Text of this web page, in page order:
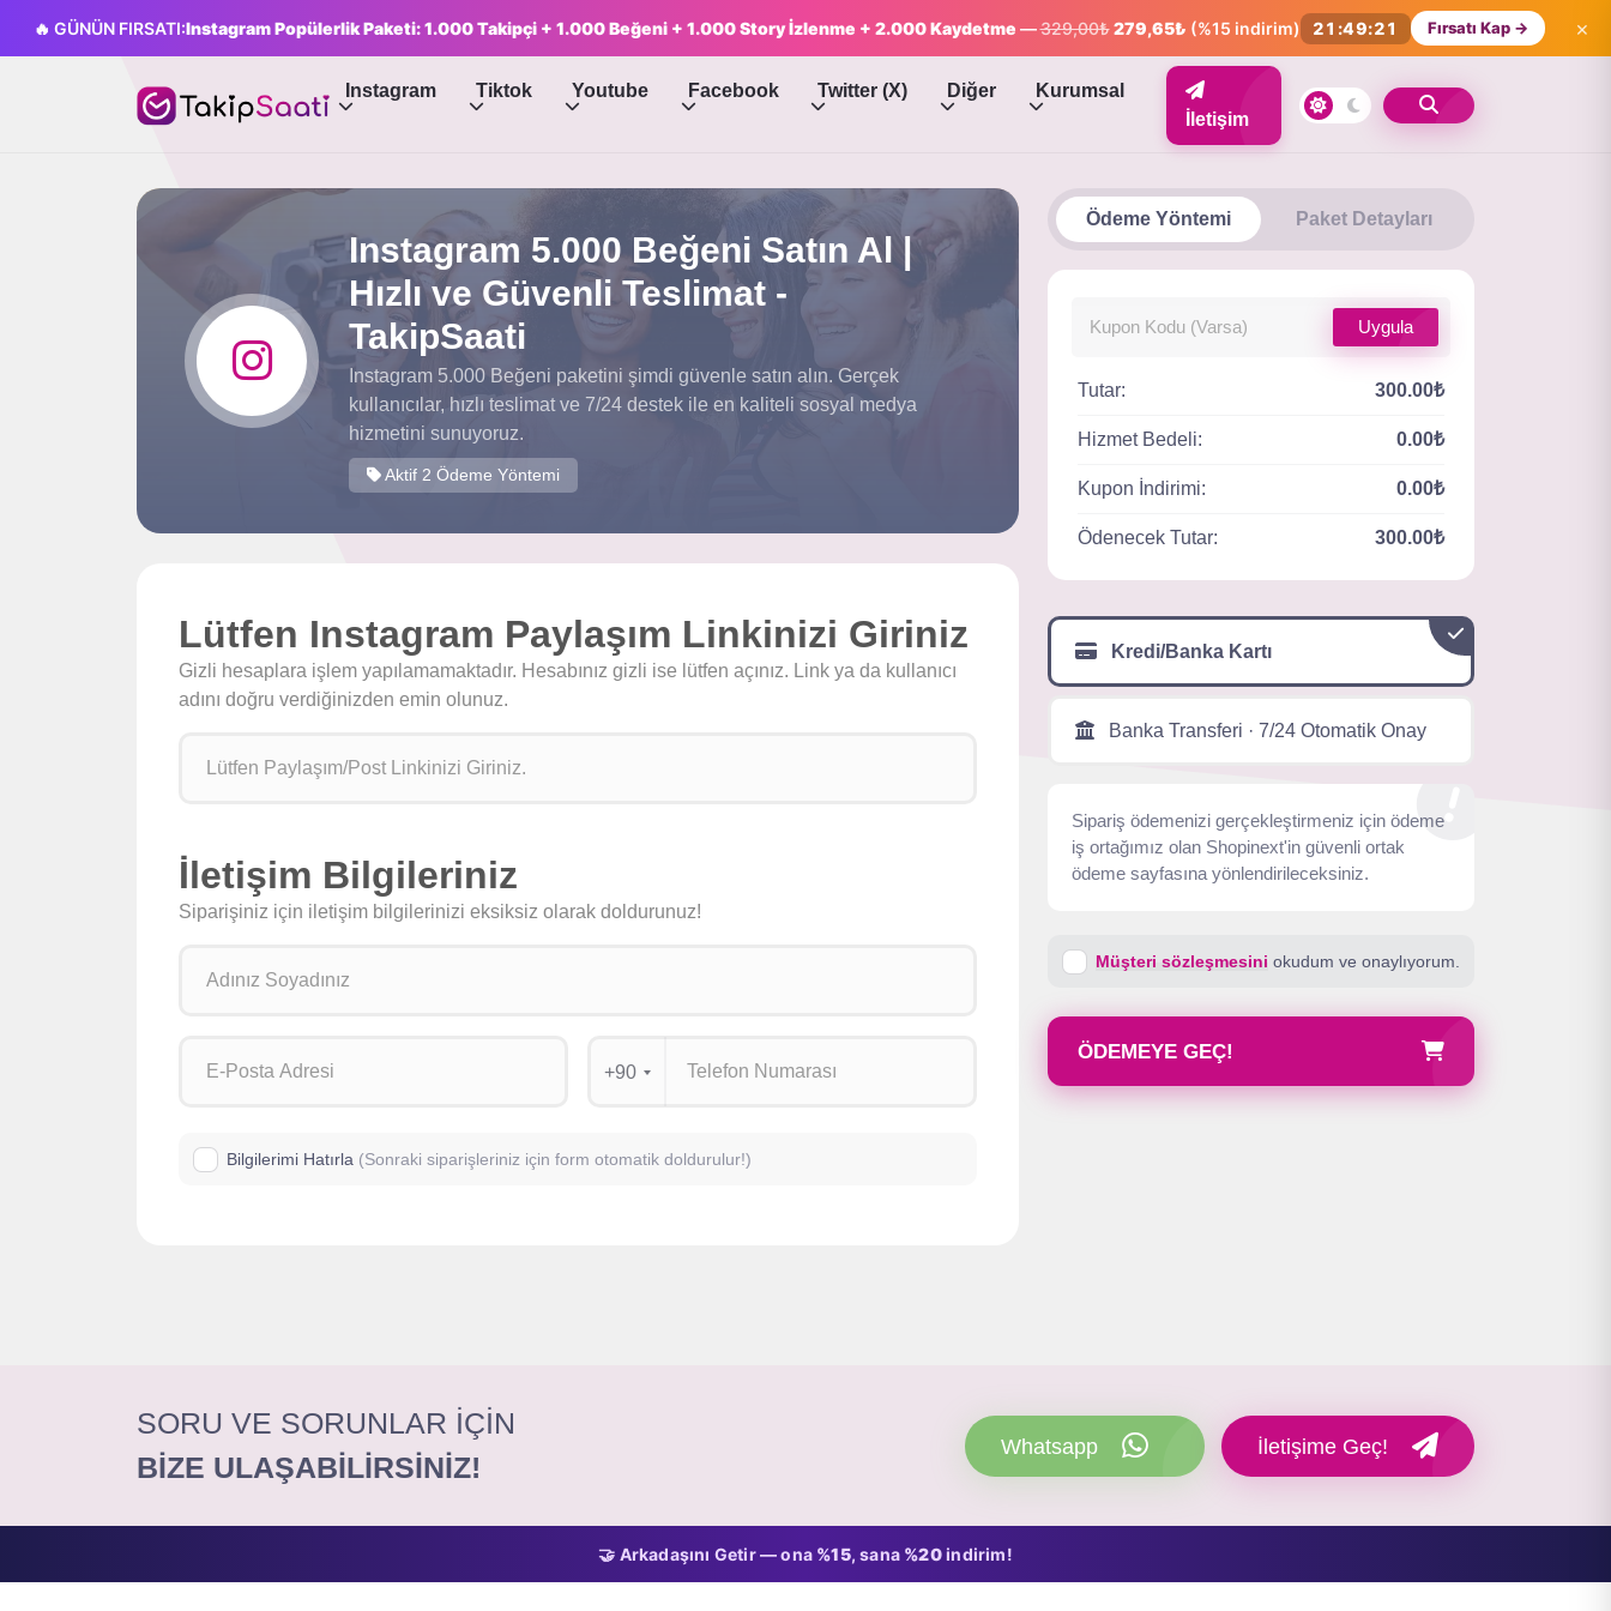
🔥 GÜNÜN FIRSATI:Instagram Popülerlik Paketi: 1.000 Takipçi + 1.000 Beğeni + 1.000 Story İzlenme + 2.000 Kaydetme —329,00₺ 279,65₺ (%15 indirim) 21:49:20 Fırsatı Kap → ×
Instagram Tiktok Youtube Facebook Twitter (X) Diğer
Kurumsal
İletişim
Instagram 5.000 Beğeni Satın Al |
Hızlı ve Güvenli Teslimat -
TakipSaati
Instagram 5.000 Beğeni paketini şimdi güvenle satın alın. Gerçek
kullanıcılar, hızlı teslimat ve 7/24 destek ile en kaliteli sosyal medya
hizmetini sunuyoruz.
Aktif 2 Ödeme Yöntemi
Lütfen Instagram Paylaşım Linkinizi Giriniz
Gizli hesaplara işlem yapılamamaktadır. Hesabınız gizli ise lütfen açınız. Link ya da kullanıcı
adını doğru verdiğinizden emin olunuz.
İletişim Bilgileriniz
Siparişiniz için iletişim bilgilerinizi eksiksiz olarak doldurunuz!
+90
Bilgilerimi Hatırla (Sonraki siparişleriniz için form otomatik doldurulur!)
Ödeme Yöntemi Paket Detayları
Uygula
Tutar: 300.00₺
Hizmet Bedeli: 0.00₺
Kupon İndirimi: 0.00₺
Ödenecek Tutar: 300.00₺
Kredi/Banka Kartı
Banka Transferi · 7/24 Otomatik Onay
Sipariş ödemenizi gerçekleştirmeniz için ödeme
iş ortağımız olan Shopinext'in güvenli ortak
ödeme sayfasına yönlendirileceksiniz.
Müşteri sözleşmesini okudum ve onaylıyorum.
ÖDEMEYE GEÇ!
SORU VE SORUNLAR İÇİN
BİZE ULAŞABİLİRSİNİZ!
Whatsapp İletişime Geç!
🤝 Arkadaşını Getir — ona %15, sana %20indirim!